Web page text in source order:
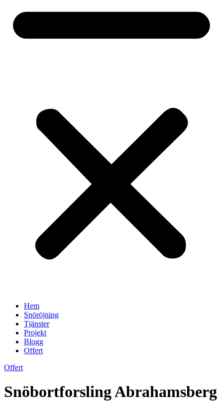
Hem
Snöröjning
Tjänster
Projekt
Blogg
Offert
Offert
Snöbortforsling Abrahamsberg